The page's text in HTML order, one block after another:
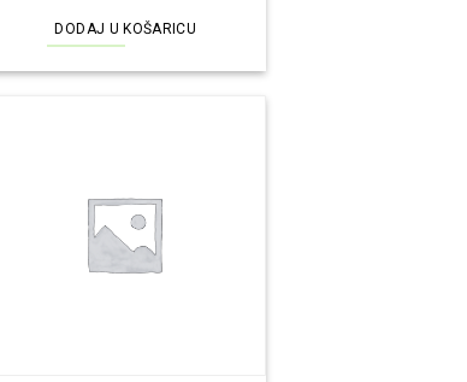
DODAJ U KOŠARICU